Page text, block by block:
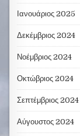
Ιανουάριος 2025
Δεκέμβριος 2024
Νοέμβριος 2024
Οκτώβριος 2024
Σεπτέμβριος 2024
Αύγουστος 2024